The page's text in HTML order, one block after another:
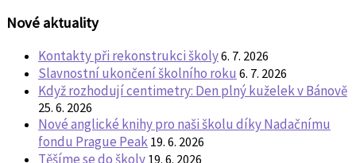
Nové aktuality
Kontakty při rekonstrukci školy6. 7. 2026
Slavnostní ukončení školního roku 6. 7. 2026
Když rozhodují centimetry: Den plný kuželek v Bánově
25. 6. 2026
Nové anglické knihy pro naši školu díky Nadačnímu
fondu Prague Peak 19. 6. 2026
Těšíme se do školy 19. 6. 2026